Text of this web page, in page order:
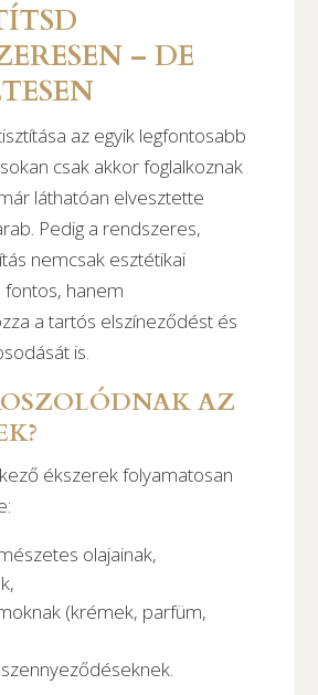
– DE
az egyik legfontosabb
csak akkor foglalkoznak
láthatóan elvesztette
Pedig a rendszeres,
nemcsak esztétikai
hanem
a tartós elszíneződést és
is.
AZ
ékszerek folyamatosan
olajainak,
(krémek, parfüm,